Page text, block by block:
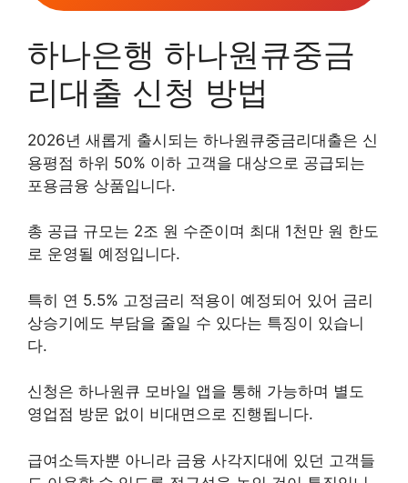
하나은행 하나원큐중금
리대출 신청 방법
2026년 새롭게 출시되는 하나원큐중금리대출은 신
용평점 하위 50% 이하 고객을 대상으로 공급되는
포용금융 상품입니다.
총 공급 규모는 2조 원 수준이며 최대 1천만 원 한도
로 운영될 예정입니다.
특히 연 5.5% 고정금리 적용이 예정되어 있어 금리
상승기에도 부담을 줄일 수 있다는 특징이 있습니
다.
신청은 하나원큐 모바일 앱을 통해 가능하며 별도
영업점 방문 없이 비대면으로 진행됩니다.
급여소득자뿐 아니라 금융 사각지대에 있던 고객들